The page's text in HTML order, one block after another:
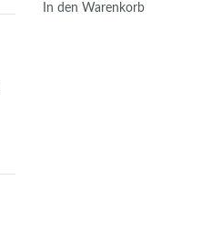
In den Warenkorb